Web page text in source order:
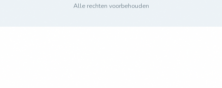
Alle rechten voorbehouden